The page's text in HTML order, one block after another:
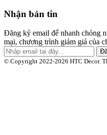
Nhận bản tin
Đăng ký email để nhanh chóng
mại, chương trình giảm giá của
© Copyright 2022-2026 HTC Decor.